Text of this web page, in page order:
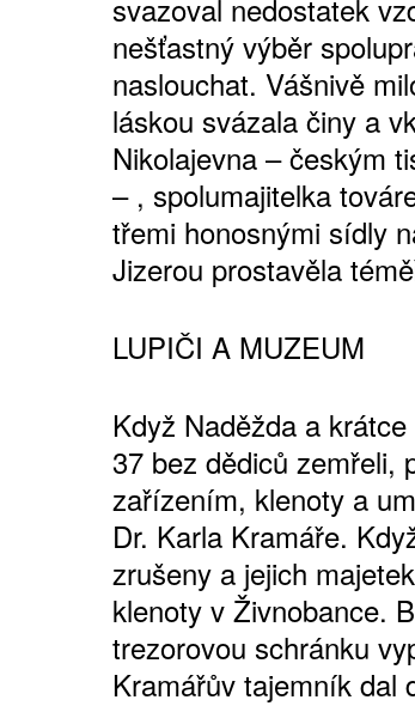
svazoval nedostatek
nešťastný výběr
naslouchat. Vášnivě
láskou svázala činy a
Nikolajevna – českým
– , spolumajitelka
třemi honosnými sídly
Jizerou prostavěla
LUPIČI A MUZEUM
Když Naděžda a
37 bez dědiců zemřeli,
zařízením, klenoty a
Dr. Karla Kramáře.
zrušeny a jejich
klenoty v Živnobance.
trezorovou schránku
Kramářův tajemník dal
365 DNÍ ONLINE
ČLENSKÁ KARTA
KOUPIT PŘEDPLATNÉ